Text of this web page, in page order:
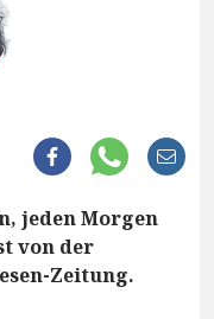
jeden Morgen
von der
Zeitung.